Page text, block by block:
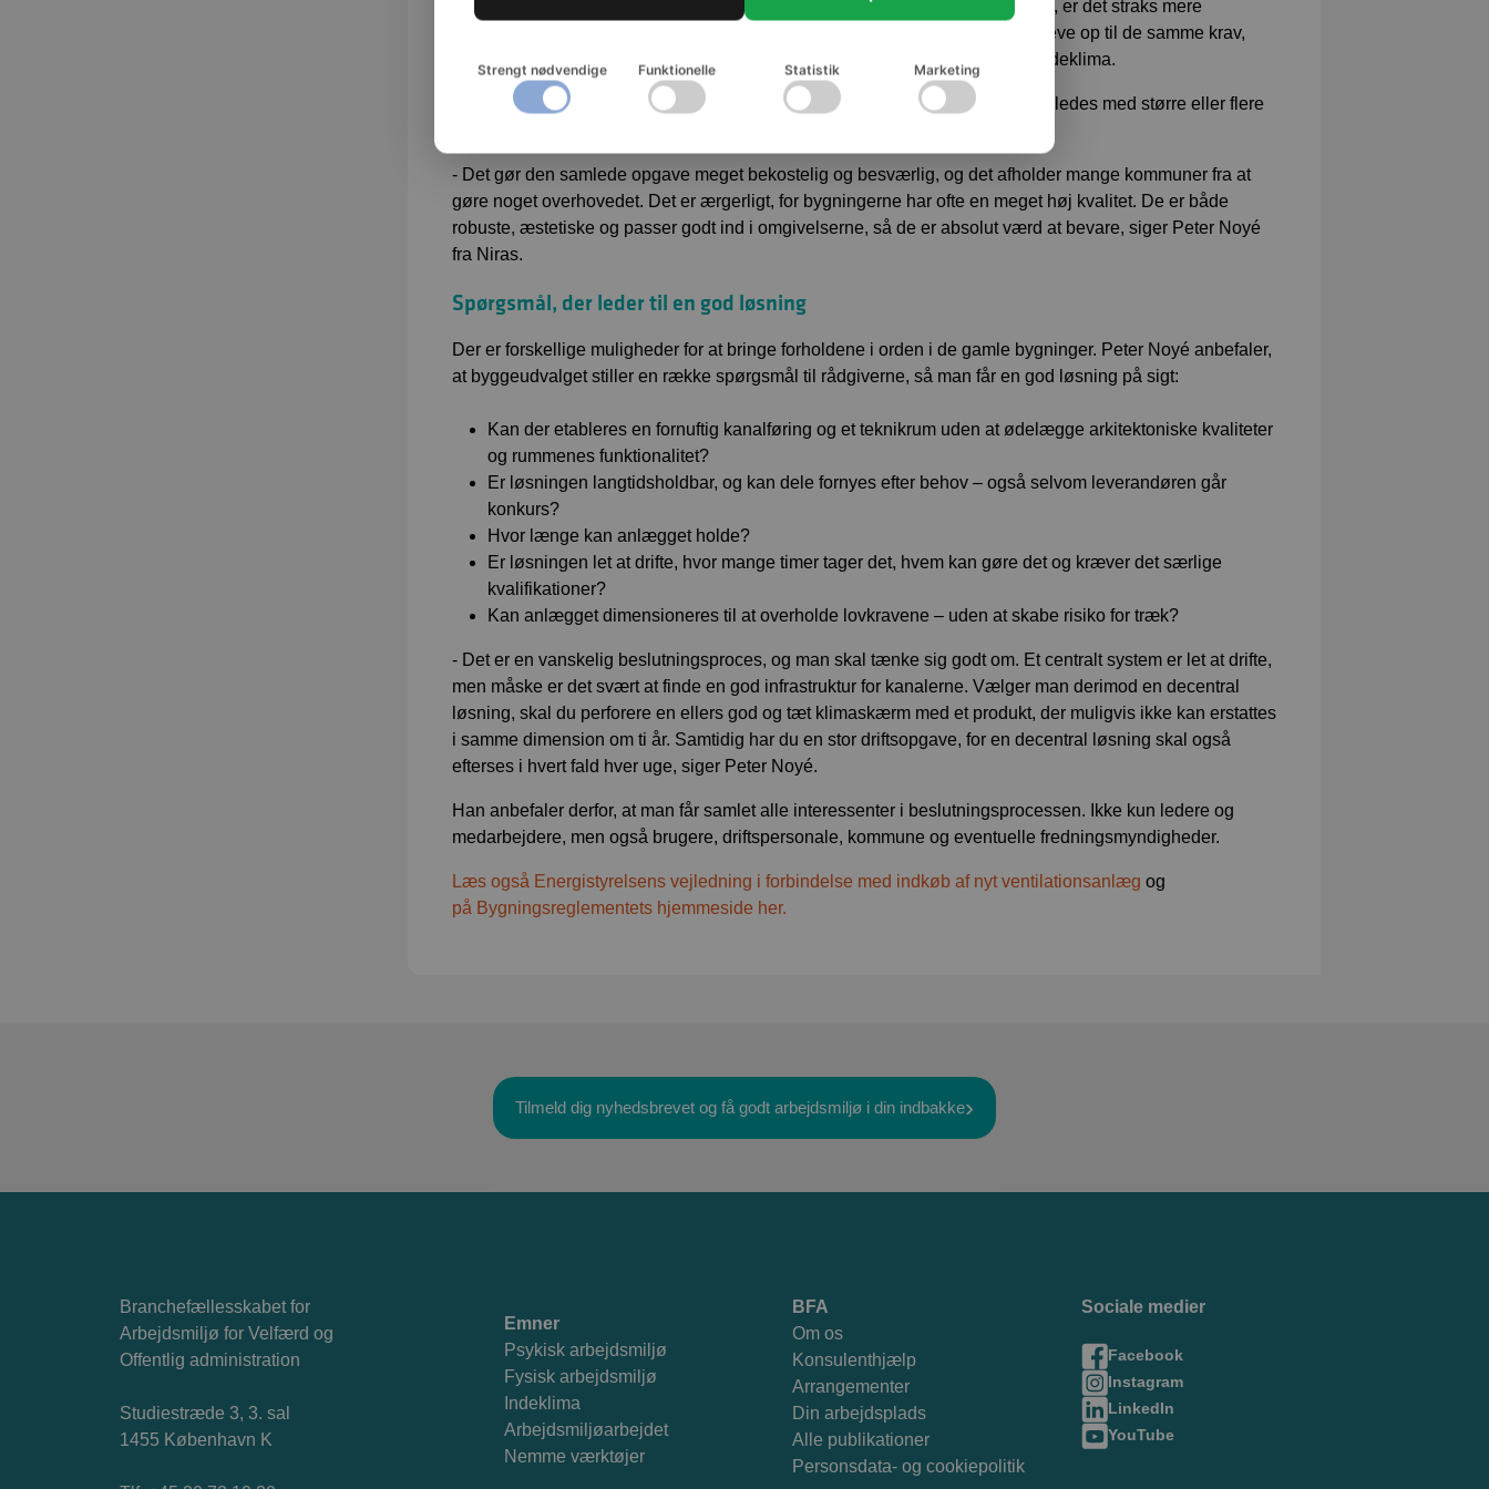
Er der tale om et ældre ventilationsanlæg eller en ældre bygning uden anlæg, er det straks mere
problematisk. For når man begynder at renovere en bygning, skal resultatet leve op til de samme krav,
som nye bygninger. Både i forhold til energiforbrug, bygningens tæthed og indeklima.
Derfor kan der være brug for at dimensionere ventilationsanlægget helt anderledes med større eller flere
- Det gør den samlede opgave meget bekostelig og besværlig, og det afholder mange kommuner fra at
gøre noget overhovedet. Det er ærgerligt, for bygningerne har ofte en meget høj kvalitet. De er både
robuste, æstetiske og passer godt ind i omgivelserne, så de er absolut værd at bevare, siger Peter Noyé
fra Niras.
Spørgsmål, der leder til en god løsning
Der er forskellige muligheder for at bringe forholdene i orden i de gamle bygninger. Peter Noyé anbefaler,
at byggeudvalget stiller en række spørgsmål til rådgiverne, så man får en god løsning på sigt:
Kan der etableres en fornuftig kanalføring og et teknikrum uden at ødelægge arkitektoniske kvaliteter
og rummenes funktionalitet?
Er løsningen langtidsholdbar, og kan dele fornyes efter behov – også selvom leverandøren går
konkurs?
Hvor længe kan anlægget holde?
Er løsningen let at drifte, hvor mange timer tager det, hvem kan gøre det og kræver det særlige
kvalifikationer?
Kan anlægget dimensioneres til at overholde lovkravene – uden at skabe risiko for træk?
- Det er en vanskelig beslutningsproces, og man skal tænke sig godt om. Et centralt system er let at drifte,
men måske er det svært at finde en god infrastruktur for kanalerne. Vælger man derimod en decentral
løsning, skal du perforere en ellers god og tæt klimaskærm med et produkt, der muligvis ikke kan erstattes
i samme dimension om ti år. Samtidig har du en stor driftsopgave, for en decentral løsning skal også
efterses i hvert fald hver uge, siger Peter Noyé.
Han anbefaler derfor, at man får samlet alle interessenter i beslutningsprocessen. Ikke kun ledere og
medarbejdere, men også brugere, driftspersonale, kommune og eventuelle fredningsmyndigheder.
Læs også Energistyrelsens vejledning i forbindelse med indkøb af nyt ventilationsanlæg og
på Bygningsreglementets hjemmeside her.
Tilmeld dig nyhedsbrevet og få godt arbejdsmiljø i din indbakke
Branchefællesskabet for
Arbejdsmiljø for Velfærd og
Offentlig administration
Studiestræde 3, 3. sal
1455 København K
Emner
Psykisk arbejdsmiljø
Fysisk arbejdsmiljø
Indeklima
Arbejdsmiljøarbejdet
Nemme værktøjer
BFA
Om os
Konsulenthjælp
Arrangementer
Din arbejdsplads
Alle publikationer
Personsdata- og cookiepolitik
Sociale medier
Facebook
Instagram
LinkedIn
YouTube
Strengt nødvendige Funktionelle Statistik Marketing